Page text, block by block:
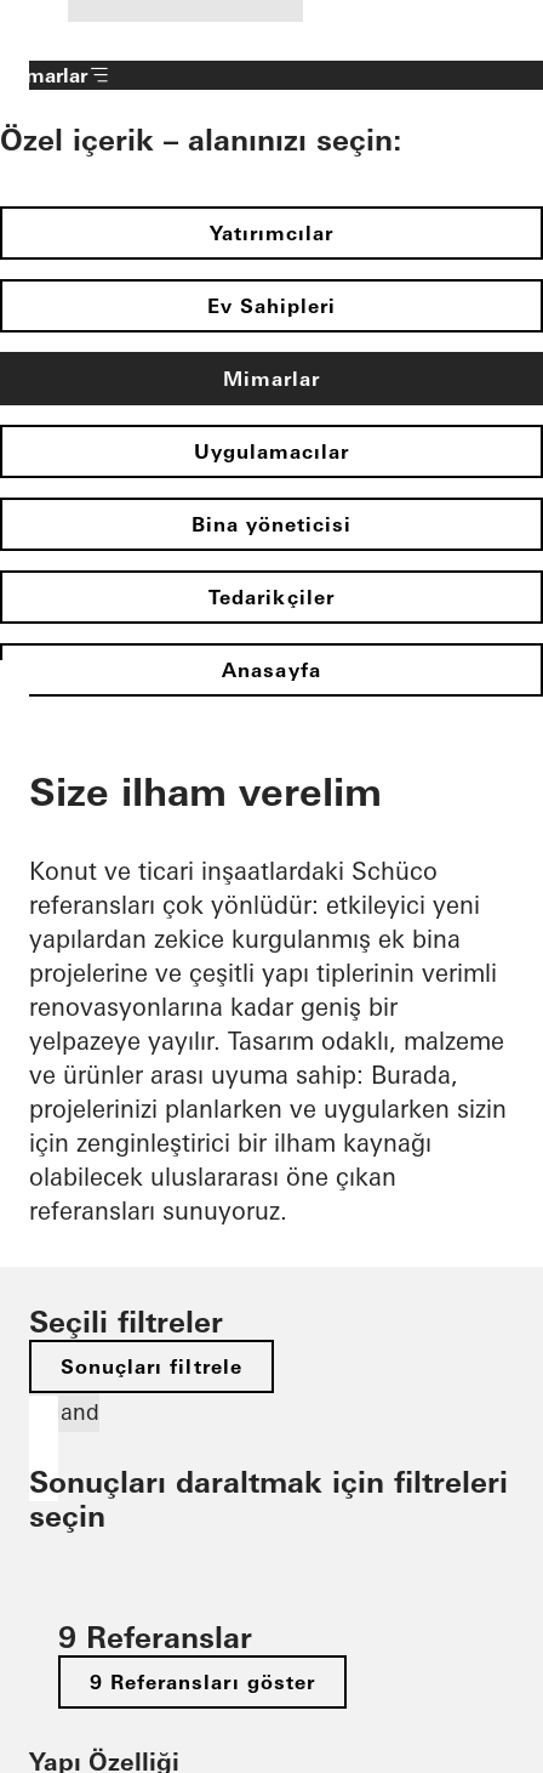
Mimarlar
Özel içerik – alanınızı seçin:
Yatırımcılar
Ev Sahipleri
Mimarlar
Uygulamacılar
Bina yöneticisi
Tedarikçiler
Anasayfa
Size ilham verelim
Konut ve ticari inşaatlardaki Schüco
referansları çok yönlüdür: etkileyici yeni
yapılardan zekice kurgulanmış ek bina
projelerine ve çeşitli yapı tiplerinin verimli
renovasyonlarına kadar geniş bir
yelpazeye yayılır. Tasarım odaklı, malzeme
ve ürünler arası uyuma sahip: Burada,
projelerinizi planlarken ve uygularken sizin
için zenginleştirici bir ilham kaynağı
olabilecek uluslararası öne çıkan
referansları sunuyoruz.
Seçili filtreler
Sonuçları filtrele
Poland
Sonuçları daraltmak için filtreleri
seçin
9 Referanslar
9 Referansları göster
Yapı Özelliği